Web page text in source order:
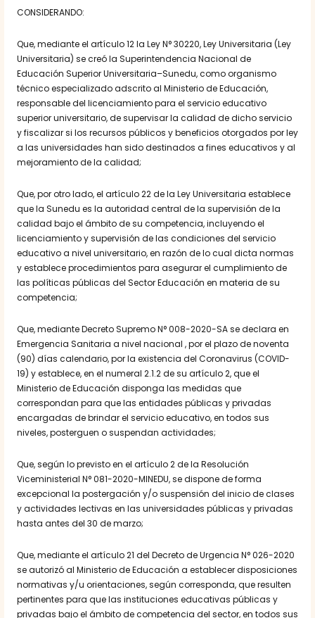
CONSIDERANDO:
Que, mediante el artículo 12 la Ley N° 30220, Ley Universitaria (Ley
Universitaria) se creó la Superintendencia Nacional de
Educación Superior Universitaria–Sunedu, como organismo
técnico especializado adscrito al Ministerio de Educación,
responsable del licenciamiento para el servicio educativo
superior universitario, de supervisar la calidad de dicho servicio
y fiscalizar si los recursos públicos y beneficios otorgados por ley
a las universidades han sido destinados a fines educativos y al
mejoramiento de la calidad;
Que, por otro lado, el artículo 22 de la Ley Universitaria establece
que la Sunedu es la autoridad central de la supervisión de la
calidad bajo el ámbito de su competencia, incluyendo el
licenciamiento y supervisión de las condiciones del servicio
educativo a nivel universitario, en razón de lo cual dicta normas
y establece procedimientos para asegurar el cumplimiento de
las políticas públicas del Sector Educación en materia de su
competencia;
Que, mediante Decreto Supremo N° 008-2020-SA se declara en
Emergencia Sanitaria a nivel nacional , por el plazo de noventa
(90) días calendario, por la existencia del Coronavirus (COVID-
19) y establece, en el numeral 2.1.2 de su artículo 2, que el
Ministerio de Educación disponga las medidas que
correspondan para que las entidades públicas y privadas
encargadas de brindar el servicio educativo, en todos sus
niveles, posterguen o suspendan actividades;
Que, según lo previsto en el artículo 2 de la Resolución
Viceministerial N° 081-2020-MINEDU, se dispone de forma
excepcional la postergación y/o suspensión del inicio de clases
y actividades lectivas en las universidades públicas y privadas
hasta antes del 30 de marzo;
Que, mediante el artículo 21 del Decreto de Urgencia N° 026-2020
se autorizó al Ministerio de Educación a establecer disposiciones
normativas y/u orientaciones, según corresponda, que resulten
pertinentes para que las instituciones educativas públicas y
privadas bajo el ámbito de competencia del sector, en todos sus